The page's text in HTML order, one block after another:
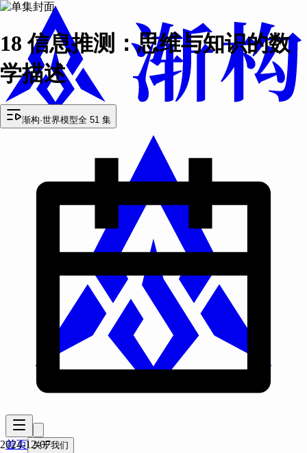
首页 关于我们
18 信息推测：思维与知识的数
学描述
渐构·世界模型全 51 集
2024-12-07